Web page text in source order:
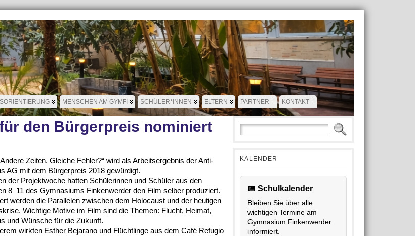
MENSCHEN AM GYMFI SCHÜLER*INNEN ELTERN PARTNER KONTAKT
den Bürgerpreis nominiert
Zeiten. Gleiche Fehler?“ wird als Arbeitsergebnis der Anti-
AG mit dem Bürgerpreis 2018 gewürdigt.
der Projektwoche hatten Schülerinnen und Schüler aus den
8–11 des Gymnasiums Finkenwerder den Film selber produziert.
werden die Parallelen zwischen dem Holocaust und der heutigen
Wichtige Motive im Film sind die Themen: Flucht, Heimat,
und Wünsche für die Zukunft.
wirkten Esther Bejarano und Flüchtlinge aus dem Café Refugio
KALENDER
📅 Schulkalender
Bleiben Sie über alle
wichtigen Termine am
Gymnasium Finkenwerder
informiert.